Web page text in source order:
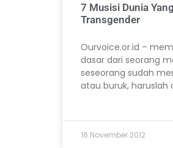
7 Musisi Dunia
Transgender
Ourvoice.or.id –
dasar dari seorang
seseorang sudah
atau buruk, haruslah
16 November 2012